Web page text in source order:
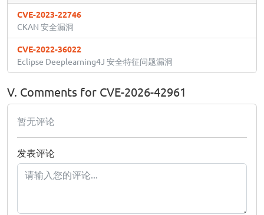
CVE-2023-22746
CKAN 安全漏洞
CVE-2022-36022
Eclipse Deeplearning4J 安全特征问题漏洞
V. Comments for CVE-2026-42961
暂无评论
发表评论